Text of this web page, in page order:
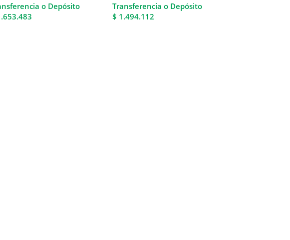
o Depósito
Transferencia o Depósito
$ 1.494.112